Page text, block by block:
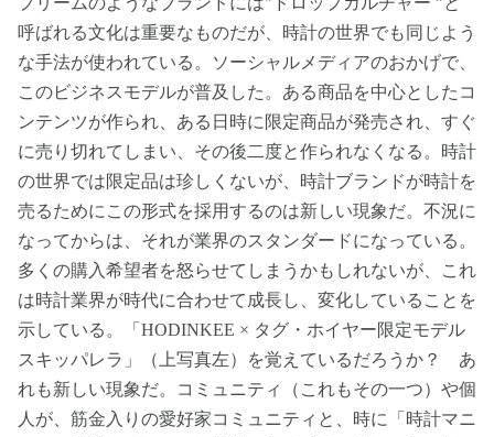
呼ばれる文化は重要なものだが、時計の世界でも同じよう
な手法が使われている。ソーシャルメディアのおかげで、
このビジネスモデルが普及した。ある商品を中心としたコ
ンテンツが作られ、ある日時に限定商品が発売され、すぐ
に売り切れてしまい、その後二度と作られなくなる。時計
の世界では限定品は珍しくないが、時計ブランドが時計を
売るためにこの形式を採用するのは新しい現象だ。不況に
なってからは、それが業界のスタンダードになっている。
多くの購入希望者を怒らせてしまうかもしれないが、これ
は時計業界が時代に合わせて成長し、変化していることを
示している。「HODINKEE × タグ・ホイヤー限定モデル
スキッパレラ」（上写真左）を覚えているだろうか？ あ
れも新しい現象だ。コミュニティ（これもその一つ）や個
人が、筋金入りの愛好家コミュニティと、時に「時計マニ